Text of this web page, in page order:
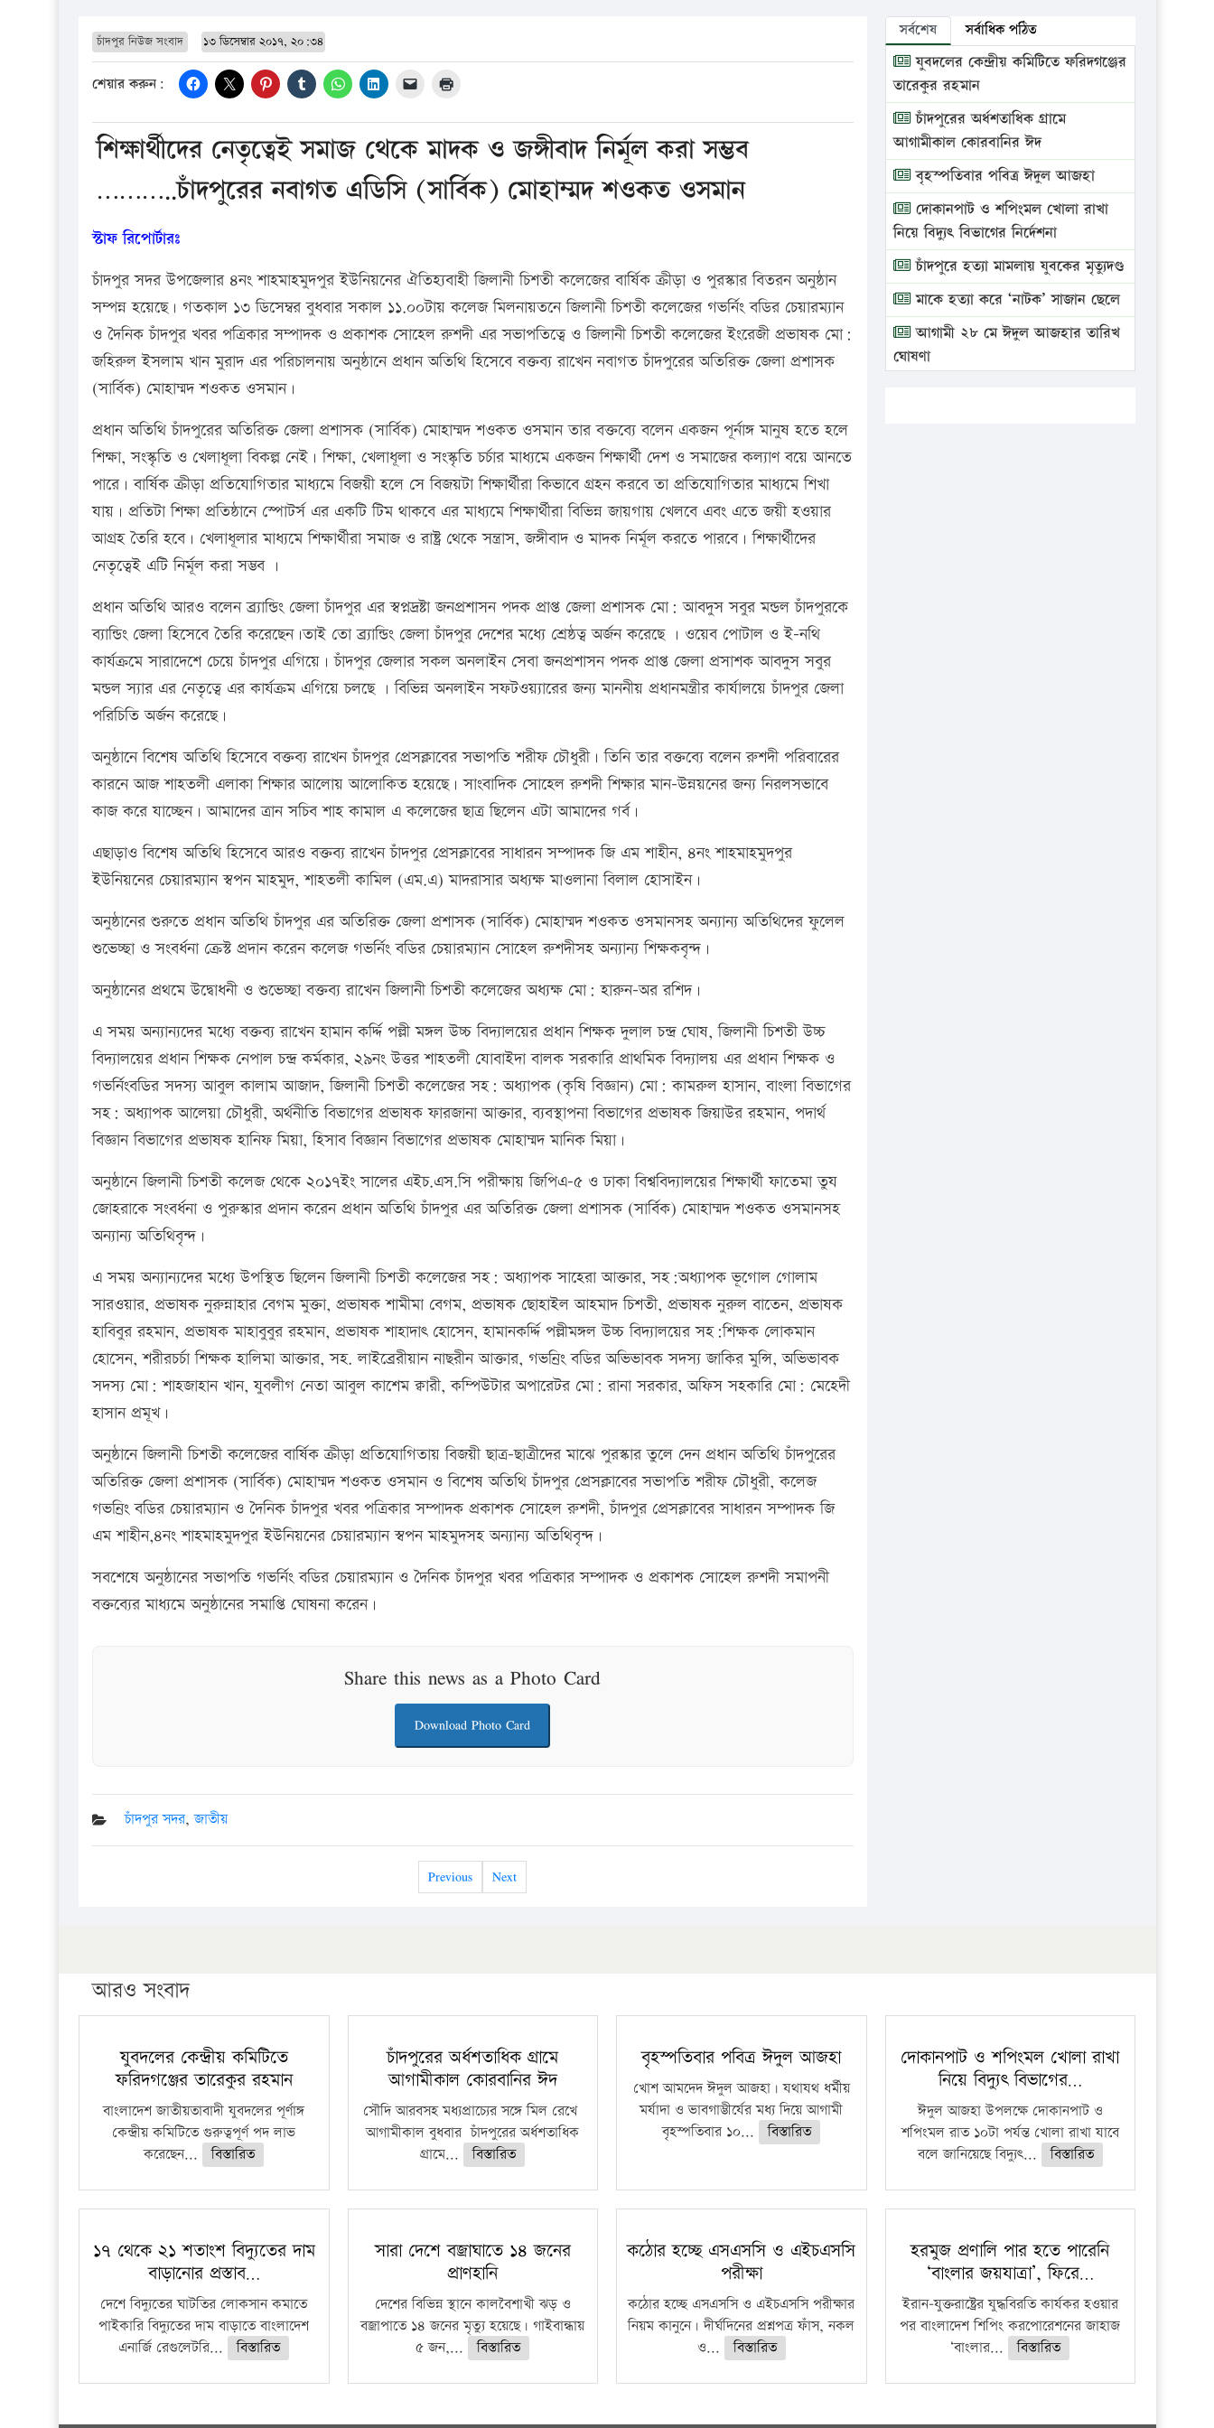
চাঁদপুর নিউজ সংবাদ ১৩ ডিসেম্বার ২০১৭, ২০:৩৪
শেয়ার করুন:
শিক্ষার্থীদের নেতৃত্বেই সমাজ থেকে মাদক ও জঙ্গীবাদ নির্মূল করা সম্ভব
………..চাঁদপুরের নবাগত এডিসি (সার্বিক) মোহাম্মদ শওকত ওসমান
স্টাফ রিপোর্টারঃ
চাঁদপুর সদর উপজেলার ৪নং শাহমাহমুদপুর ইউনিয়নের ঐতিহ্যবাহী জিলানী চিশতী কলেজের বার্ষিক ক্রীড়া ও পুরস্কার বিতরন অনুষ্ঠান
সম্পন্ন হয়েছে। গতকাল ১৩ ডিসেম্বর বুধবার সকাল ১১.০০টায় কলেজ মিলনায়তনে জিলানী চিশতী কলেজের গভর্নিং বডির চেয়ারম্যান
ও দৈনিক চাঁদপুর খবর পত্রিকার সম্পাদক ও প্রকাশক সোহেল রুশদী এর সভাপতিত্বে ও জিলানী চিশতী কলেজের ইংরেজী প্রভাষক মো:
জহিরুল ইসলাম খান মুরাদ এর পরিচালনায় অনুষ্ঠানে প্রধান অতিথি হিসেবে বক্তব্য রাখেন নবাগত চাঁদপুরের অতিরিক্ত জেলা প্রশাসক
(সার্বিক) মোহাম্মদ শওকত ওসমান।
প্রধান অতিথি চাঁদপুরের অতিরিক্ত জেলা প্রশাসক (সার্বিক) মোহাম্মদ শওকত ওসমান তার বক্তব্যে বলেন একজন পূর্নাঙ্গ মানুষ হতে হলে
শিক্ষা, সংস্কৃতি ও খেলাধূলা বিকল্প নেই। শিক্ষা, খেলাধূলা ও সংস্কৃতি চর্চার মাধ্যমে একজন শিক্ষার্থী দেশ ও সমাজের কল্যাণ বয়ে আনতে
পারে। বার্ষিক ক্রীড়া প্রতিযোগিতার মাধ্যমে বিজয়ী হলে সে বিজয়টা শিক্ষার্থীরা কিভাবে গ্রহন করবে তা প্রতিযোগিতার মাধ্যমে শিখা
যায়। প্রতিটা শিক্ষা প্রতিষ্ঠানে স্পোটর্স এর একটি টিম থাকবে এর মাধ্যমে শিক্ষার্থীরা বিভিন্ন জায়গায় খেলবে এবং এতে জয়ী হওয়ার
আগ্রহ তৈরি হবে। খেলাধূলার মাধ্যমে শিক্ষার্থীরা সমাজ ও রাষ্ট্র থেকে সন্ত্রাস, জঙ্গীবাদ ও মাদক নির্মূল করতে পারবে। শিক্ষার্থীদের
নেতৃত্বেই এটি নির্মূল করা সম্ভব ।
প্রধান অতিথি আরও বলেন ব্র্যান্ডিং জেলা চাঁদপুর এর স্বপ্নদ্রষ্টা জনপ্রশাসন পদক প্রাপ্ত জেলা প্রশাসক মো: আবদুস সবুর মন্ডল চাঁদপুরকে
ব্যান্ডিং জেলা হিসেবে তৈরি করেছেন।তাই তো ব্র্যান্ডিং জেলা চাঁদপুর দেশের মধ্যে শ্রেষ্ঠত্ব অর্জন করেছে । ওয়েব পোটাল ও ই-নথি
কার্যক্রমে সারাদেশে চেয়ে চাঁদপুর এগিয়ে। চাঁদপুর জেলার সকল অনলাইন সেবা জনপ্রশাসন পদক প্রাপ্ত জেলা প্রসাশক আবদুস সবুর
মন্ডল স্যার এর নেতৃত্বে এর কার্যক্রম এগিয়ে চলছে । বিভিন্ন অনলাইন সফটওয়্যারের জন্য মাননীয় প্রধানমন্ত্রীর কার্যালয়ে চাঁদপুর জেলা
পরিচিতি অর্জন করেছে।
অনুষ্ঠানে বিশেষ অতিথি হিসেবে বক্তব্য রাখেন চাঁদপুর প্রেসক্লাবের সভাপতি শরীফ চৌধুরী। তিনি তার বক্তব্যে বলেন রুশদী পরিবারের
কারনে আজ শাহতলী এলাকা শিক্ষার আলোয় আলোকিত হয়েছে। সাংবাদিক সোহেল রুশদী শিক্ষার মান-উন্নয়নের জন্য নিরলসভাবে
কাজ করে যাচ্ছেন। আমাদের ত্রান সচিব শাহ কামাল এ কলেজের ছাত্র ছিলেন এটা আমাদের গর্ব।
এছাড়াও বিশেষ অতিথি হিসেবে আরও বক্তব্য রাখেন চাঁদপুর প্রেসক্লাবের সাধারন সম্পাদক জি এম শাহীন, ৪নং শাহমাহমুদপুর
ইউনিয়নের চেয়ারম্যান স্বপন মাহমুদ, শাহতলী কামিল (এম.এ) মাদরাসার অধ্যক্ষ মাওলানা বিলাল হোসাইন।
অনুষ্ঠানের শুরুতে প্রধান অতিথি চাঁদপুর এর অতিরিক্ত জেলা প্রশাসক (সার্বিক) মোহাম্মদ শওকত ওসমানসহ অন্যান্য অতিথিদের ফুলেল
শুভেচ্ছা ও সংবর্ধনা ক্রেস্ট প্রদান করেন কলেজ গভর্নিং বডির চেয়ারম্যান সোহেল রুশদীসহ অন্যান্য শিক্ষকবৃন্দ।
অনুষ্ঠানের প্রথমে উদ্বোধনী ও শুভেচ্ছা বক্তব্য রাখেন জিলানী চিশতী কলেজের অধ্যক্ষ মো: হারুন-অর রশিদ।
এ সময় অন্যান্যদের মধ্যে বক্তব্য রাখেন হামান কর্দ্দি পল্লী মঙ্গল উচ্চ বিদ্যালয়ের প্রধান শিক্ষক দুলাল চন্দ্র ঘোষ, জিলানী চিশতী উচ্চ
বিদ্যালয়ের প্রধান শিক্ষক নেপাল চন্দ্র কর্মকার, ২৯নং উত্তর শাহতলী যোবাইদা বালক সরকারি প্রাথমিক বিদ্যালয় এর প্রধান শিক্ষক ও
গভর্নিংবডির সদস্য আবুল কালাম আজাদ, জিলানী চিশতী কলেজের সহ: অধ্যাপক (কৃষি বিজ্ঞান) মো: কামরুল হাসান, বাংলা বিভাগের
সহ: অধ্যাপক আলেয়া চৌধুরী, অর্থনীতি বিভাগের প্রভাষক ফারজানা আক্তার, ব্যবস্থাপনা বিভাগের প্রভাষক জিয়াউর রহমান, পদার্থ
বিজ্ঞান বিভাগের প্রভাষক হানিফ মিয়া, হিসাব বিজ্ঞান বিভাগের প্রভাষক মোহাম্মদ মানিক মিয়া।
অনুষ্ঠানে জিলানী চিশতী কলেজ থেকে ২০১৭ইং সালের এইচ.এস.সি পরীক্ষায় জিপিএ-৫ ও ঢাকা বিশ্ববিদ্যালয়ের শিক্ষার্থী ফাতেমা তুয
জোহরাকে সংবর্ধনা ও পুরুস্কার প্রদান করেন প্রধান অতিথি চাঁদপুর এর অতিরিক্ত জেলা প্রশাসক (সার্বিক) মোহাম্মদ শওকত ওসমানসহ
অন্যান্য অতিথিবৃন্দ।
এ সময় অন্যান্যদের মধ্যে উপস্থিত ছিলেন জিলানী চিশতী কলেজের সহ: অধ্যাপক সাহেরা আক্তার, সহ:অধ্যাপক ভূগোল গোলাম
সারওয়ার, প্রভাষক নুরুন্নাহার বেগম মুক্তা, প্রভাষক শামীমা বেগম, প্রভাষক ছোহাইল আহমাদ চিশতী, প্রভাষক নুরুল বাতেন, প্রভাষক
হাবিবুর রহমান, প্রভাষক মাহাবুবুর রহমান, প্রভাষক শাহাদাৎ হোসেন, হামানকর্দ্দি পল্লীমঙ্গল উচ্চ বিদ্যালয়ের সহ:শিক্ষক লোকমান
হোসেন, শরীরচর্চা শিক্ষক হালিমা আক্তার, সহ. লাইব্রেরীয়ান নাছরীন আক্তার, গভনির্ং বডির অভিভাবক সদস্য জাকির মুন্সি, অভিভাবক
সদস্য মো: শাহজাহান খান, যুবলীগ নেতা আবুল কাশেম ক্বারী, কম্পিউটার অপারেটর মো: রানা সরকার, অফিস সহকারি মো: মেহেদী
হাসান প্রমূখ।
অনুষ্ঠানে জিলানী চিশতী কলেজের বার্ষিক ক্রীড়া প্রতিযোগিতায় বিজয়ী ছাত্র-ছাত্রীদের মাঝে পুরস্কার তুলে দেন প্রধান অতিথি চাঁদপুরের
অতিরিক্ত জেলা প্রশাসক (সার্বিক) মোহাম্মদ শওকত ওসমান ও বিশেষ অতিথি চাঁদপুর প্রেসক্লাবের সভাপতি শরীফ চৌধুরী, কলেজ
গভনির্ং বডির চেয়ারম্যান ও দৈনিক চাঁদপুর খবর পত্রিকার সম্পাদক প্রকাশক সোহেল রুশদী, চাঁদপুর প্রেসক্লাবের সাধারন সম্পাদক জি
এম শাহীন,৪নং শাহমাহমুদপুর ইউনিয়নের চেয়ারম্যান স্বপন মাহমুদসহ অন্যান্য অতিথিবৃন্দ।
সবশেষে অনুষ্ঠানের সভাপতি গভর্নিং বডির চেয়ারম্যান ও দৈনিক চাঁদপুর খবর পত্রিকার সম্পাদক ও প্রকাশক সোহেল রুশদী সমাপনী
বক্তব্যের মাধ্যমে অনুষ্ঠানের সমাপ্তি ঘোষনা করেন।
Share this news as a Photo Card
Download Photo Card
চাঁদপুর সদর,জাতীয়
Previous Next
সর্বশেষ সর্বাধিক পঠিত
যুবদলের কেন্দ্রীয় কমিটিতে ফরিদগঞ্জের
তারেকুর রহমান
চাঁদপুরের অর্ধশতাধিক গ্রামে
আগামীকাল কোরবানির ঈদ
বৃহস্পতিবার পবিত্র ঈদুল আজহা
দোকানপাট ও শপিংমল খোলা রাখা
নিয়ে বিদ্যুৎ বিভাগের নির্দেশনা
চাঁদপুরে হত্যা মামলায় যুবকের মৃত্যুদণ্ড
মাকে হত্যা করে ‘নাটক’ সাজান ছেলে
আগামী ২৮ মে ঈদুল আজহার তারিখ
ঘোষণা
আরও সংবাদ
যুবদলের কেন্দ্রীয় কমিটিতে
ফরিদগঞ্জের তারেকুর রহমান
বাংলাদেশ জাতীয়তাবাদী যুবদলের পূর্ণাঙ্গ
কেন্দ্রীয় কমিটিতে গুরুত্বপূর্ণ পদ লাভ
করেছেন...
বিস্তারিত
চাঁদপুরের অর্ধশতাধিক গ্রামে
আগামীকাল কোরবানির ঈদ
সৌদি আরবসহ মধ্যপ্রাচ্যের সঙ্গে মিল রেখে
আগামীকাল বুধবার চাঁদপুরের অর্ধশতাধিক
গ্রামে...
বিস্তারিত
বৃহস্পতিবার পবিত্র ঈদুল আজহা
খোশ আমদেদ ঈদুল আজহা। যথাযথ ধর্মীয়
মর্যাদা ও ভাবগাম্ভীর্যের মধ্য দিয়ে আগামী
বৃহস্পতিবার ১০...
বিস্তারিত
দোকানপাট ও শপিংমল খোলা রাখা
নিয়ে বিদ্যুৎ বিভাগের…
ঈদুল আজহা উপলক্ষে দোকানপাট ও
শপিংমল রাত ১০টা পর্যন্ত খোলা রাখা যাবে
বলে জানিয়েছে বিদ্যুৎ...
বিস্তারিত
১৭ থেকে ২১ শতাংশ বিদ্যুতের দাম
বাড়ানোর প্রস্তাব…
দেশে বিদ্যুতের ঘাটতির লোকসান কমাতে
পাইকারি বিদ্যুতের দাম বাড়াতে বাংলাদেশ
এনার্জি রেগুলেটরি...
বিস্তারিত
সারা দেশে বজ্রাঘাতে ১৪ জনের
প্রাণহানি
দেশের বিভিন্ন স্থানে কালবৈশাখী ঝড় ও
বজ্রাপাতে ১৪ জনের মৃত্যু হয়েছে। গাইবান্ধায়
৫ জন,...
বিস্তারিত
কঠোর হচ্ছে এসএসসি ও এইচএসসি
পরীক্ষা
কঠোর হচ্ছে এসএসসি ও এইচএসসি পরীক্ষার
নিয়ম কানুনে। দীর্ঘদিনের প্রশ্নপত্র ফাঁস, নকল
ও...
বিস্তারিত
হরমুজ প্রণালি পার হতে পারেনি
‘বাংলার জয়যাত্রা’, ফিরে…
ইরান-যুক্তরাষ্ট্রের যুদ্ধবিরতি কার্যকর হওয়ার
পর বাংলাদেশ শিপিং করপোরেশনের জাহাজ
‘বাংলার...
বিস্তারিত